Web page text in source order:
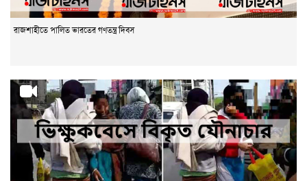
রাজশাহীতে পালিত ভারতের গণতন্ত্র দিবস